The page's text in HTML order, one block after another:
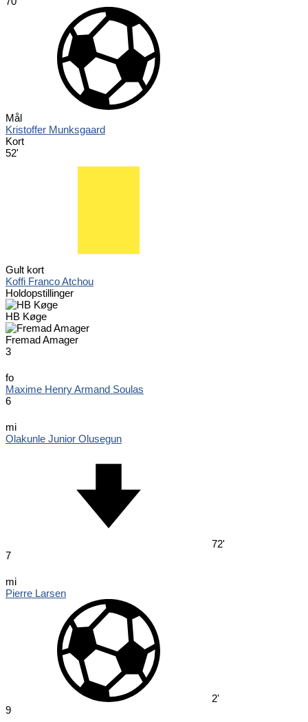
Mål
Kristoffer Munksgaard
Kort
52'
Gult kort
Koffi Franco Atchou
Holdopstillinger
HB Køge
Fremad Amager
3
fo
Maxime Henry Armand Soulas
6
mi
Olakunle Junior Olusegun
72'
7
mi
Pierre Larsen
2'
9